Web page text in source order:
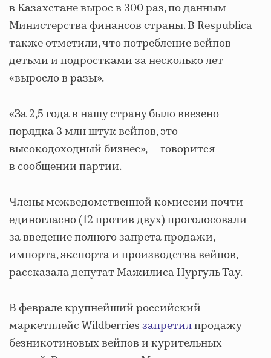
в Казахстане вырос в 300 раз, по данным
Министерства финансов страны. В Respublica
также отметили, что потребление вейпов
детьми и подростками за несколько лет
«выросло в разы».
«За 2,5 года в нашу страну было ввезено
порядка 3 млн штук вейпов, это
высокодоходный бизнес», — говорится
в сообщении партии.
Члены межведомственной комиссии почти
единогласно (12 против двух) проголосовали
за введение полного запрета продажи,
импорта, экспорта и производства вейпов,
рассказала депутат Мажилиса Нургуль Тау.
В феврале крупнейший российский
маркетплейс Wildberriesзапретилпродажу
безникотиновых вейпов и курительных